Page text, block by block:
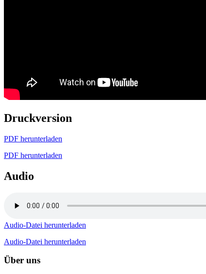
Druckversion
PDF herunterladen
PDF herunterladen
Audio
Audio-Datei herunterladen
Audio-Datei herunterladen
Über uns